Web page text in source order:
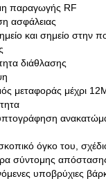
παραγωγής RF
ασφάλειας
και σημείο στην
διάθλασης
μεταφοράς μέχρι
όγκο του,
σύντομης
υποβρύχιες